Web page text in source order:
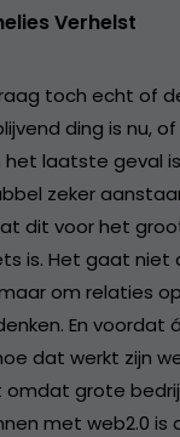
Verhelst
toch echt of
ding is nu,
het laatste geval
zeker
dit voor het
is. Het gaat niet
om relaties
En voordat
dat werkt zijn
omdat grote
met web2.0 is